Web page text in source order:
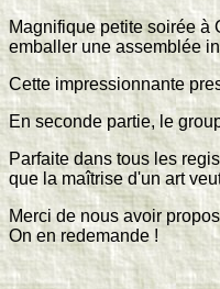
Magnifique petite soirée à
emballer une assemblée
Cette impressionnante
En seconde partie, le
Parfaite dans tous les
que la maîtrise d'un art
Merci de nous avoir
On en redemande !